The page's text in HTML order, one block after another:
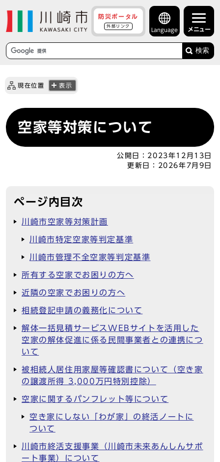
防災ポータル
外部リンク
Language メニュー
検索
現在位置 表示
空家等対策について
公開日： 2023年12月13日
更新日：
2026年7月9日
ページ内目次
川崎市空家等対策計画
川崎市特定空家等判定基準
川崎市管理不全空家等判定基準
所有する空家でお困りの方へ
近隣の空家でお困りの方へ
相続登記申請の義務化について
解体一括見積サービスWEBサイトを活用した
空家の解体促進に係る民間事業者との連携につ
いて
被相続人居住用家屋等確認書について（空き家
の譲渡所得 3,000万円特別控除）
空家に関するパンフレット等について
空き家にしない「わが家」の終活ノートに
ついて
川崎市終活支援事業（川崎市未来あんしんサポ
ート事業）について